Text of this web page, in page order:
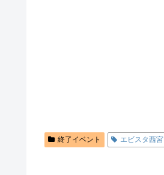
終了イベント エビスタ西宮